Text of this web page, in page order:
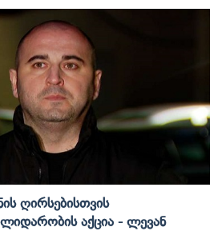
Ღირსებისთვის
Აქცია - Ლევან